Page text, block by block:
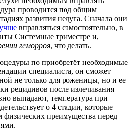
проводится под общим
развития недуга. Сначала они
вправляться самостоятельно, в
Системные триместре и,
геморроя, что делать.
по приобретёт необходимые
специалиста, он сможет
не только для роженицы, но и ее
рецидивов после излечивания
выпадают, температура при
о 4 стадии, которые
физических преимущества перед